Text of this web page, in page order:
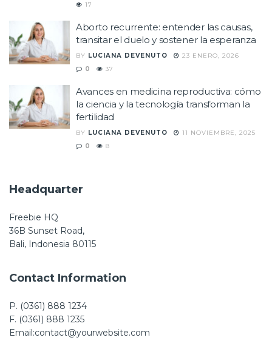
17
Aborto recurrente: entender las causas,
transitar el duelo y sostener la esperanza
BY LUCIANA DEVENUTO
23 ENERO, 2026
0
37
Avances en medicina reproductiva: cómo
la ciencia y la tecnología transforman la
fertilidad
BY LUCIANA DEVENUTO
11 NOVIEMBRE, 2025
0
8
Headquarter
Freebie HQ
36B Sunset Road,
Bali, Indonesia 80115
Contact Information
P. (0361) 888 1234
F. (0361) 888 1235
Email:contact@yourwebsite.com